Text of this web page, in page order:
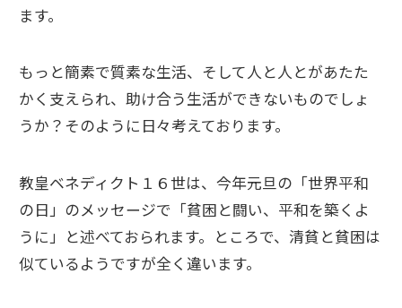
ます。
もっと簡素で質素な生活、そして人と人とがあたた
かく支えられ、助け合う生活ができないものでしょ
うか？そのように日々考えております。
教皇ベネディクト１６世は、今年元旦の「世界平和
の日」のメッセージで「貧困と闘い、平和を築くよ
うに」と述べておられます。ところで、清貧と貧困は
似ているようですが全く違います。